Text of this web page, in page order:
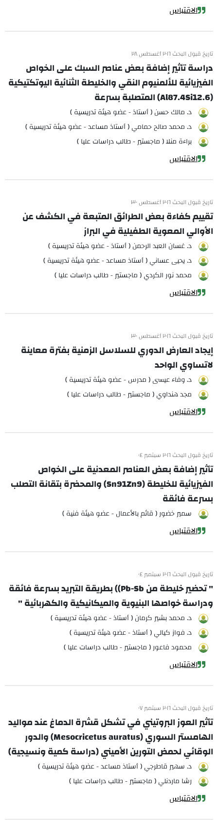
الاقتباس
تاريخ قبول البحث ٢٠١٦ أغسطس ٢٨
دراسة تأثير إضافة بعض عناصر السبك على الخواص
الفيزيائية للألمنيوم النقي والخليطة الثنائية اليوتكتيكية
(Al87.4Si12.6) المتصلبة بسرعة
د. مالك حسن ( أستاذ - عضو هيئة تدريسية )
د. محمد صالح حمامي ( أستاذ مساعد - عضو هيئة تدريسية )
براءة منلا ( ماجستير - طالب دراسات عليا )
الاقتباس
تاريخ قبول البحث ٢٠١٦ أغسطس ٣٠
تقييم كفاءة بعض الطرائق المتبعة في الكشف عن
الأوالي المعوية الطفيلية في البراز
د. غسان العبد الرحمن ( أستاذ - عضو هيئة تدريسية )
د. يحيى عساني ( أستاذ مساعد - عضو هيئة تدريسية )
محمد نور الكردي ( ماجستير - طالب دراسات عليا )
الاقتباس
تاريخ قبول البحث ٢٠١٦ أغسطس ٣٠
إيجاد العارض الدوري للسلاسل الزمنية بفترة معاينة
لاتساوي الواحد
د. وفاء عيسى ( مدرس - عضو هيئة تدريسية )
مجد هنداوي ( ماجستير - طالب دراسات عليا )
الاقتباس
تاريخ قبول البحث ٢٠١٦ سبتمبر ٠٤
تأثير إضافة بعض العناصر المعدنية على الخواص
الفيزيائية للخليطة (Sn91Zn9) والمحضرة بتقانة التصلب
بسرعة فائقة
سمير خضور ( قائم بالأعمال - عضو هيئة فنية )
الاقتباس
تاريخ قبول البحث ٢٠١٦ سبتمبر ٠٤
" تحضير خليطة من Pb-Sb)) بطريقة التبريد بسرعة فائقة
ودراسة خواصها البنيوية والميكانيكية والكهربائية "
د. محمد بشير كرمان ( أستاذ - عضو هيئة تدريسية )
د. فواز كيالي ( أستاذ - عضو هيئة تدريسية )
محمود فاعور ( ماجستير - طالب دراسات عليا )
الاقتباس
تاريخ قبول البحث ٢٠١٦ سبتمبر ٠٧
تأثير العوز البروتيني في تشكل قشرة الدماغ عند مواليد
الهامستر السوري (Mesocricetus auratus) والدور
الوقائي لحمض التورين الأميني (دراسة كمية ونسيجية)
د. سهير قاطرجي ( أستاذ مساعد - عضو هيئة تدريسية )
رشا ماردنلي ( ماجستير - طالب دراسات عليا )
الاقتباس